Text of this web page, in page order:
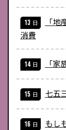
「
消費
「
七五
もし